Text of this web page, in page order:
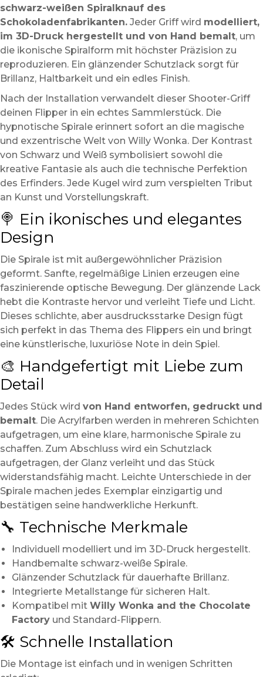
schwarz-weißen Spiralknauf des
Schokoladenfabrikanten. Jeder Griff wird modelliert,
im 3D-Druck hergestellt und von Hand bemalt, um
die ikonische Spiralform mit höchster Präzision zu
reproduzieren. Ein glänzender Schutzlack sorgt für
Brillanz, Haltbarkeit und ein edles Finish.
Nach der Installation verwandelt dieser Shooter-Griff
deinen Flipper in ein echtes Sammlerstück. Die
hypnotische Spirale erinnert sofort an die magische
und exzentrische Welt von Willy Wonka. Der Kontrast
von Schwarz und Weiß symbolisiert sowohl die
kreative Fantasie als auch die technische Perfektion
des Erfinders. Jede Kugel wird zum verspielten Tribut
an Kunst und Vorstellungskraft.
🍭 Ein ikonisches und elegantes
Design
Die Spirale ist mit außergewöhnlicher Präzision
geformt. Sanfte, regelmäßige Linien erzeugen eine
faszinierende optische Bewegung. Der glänzende Lack
hebt die Kontraste hervor und verleiht Tiefe und Licht.
Dieses schlichte, aber ausdrucksstarke Design fügt
sich perfekt in das Thema des Flippers ein und bringt
eine künstlerische, luxuriöse Note in dein Spiel.
🎨 Handgefertigt mit Liebe zum
Detail
Jedes Stück wird von Hand entworfen, gedruckt und
bemalt. Die Acrylfarben werden in mehreren Schichten
aufgetragen, um eine klare, harmonische Spirale zu
schaffen. Zum Abschluss wird ein Schutzlack
aufgetragen, der Glanz verleiht und das Stück
widerstandsfähig macht. Leichte Unterschiede in der
Spirale machen jedes Exemplar einzigartig und
bestätigen seine handwerkliche Herkunft.
🔧 Technische Merkmale
Individuell modelliert und im 3D-Druck hergestellt.
Handbemalte schwarz-weiße Spirale.
Glänzender Schutzlack für dauerhafte Brillanz.
Integrierte Metallstange für sicheren Halt.
Kompatibel mit Willy Wonka and the Chocolate
Factory und Standard-Flippern.
🛠️ Schnelle Installation
Die Montage ist einfach und in wenigen Schritten